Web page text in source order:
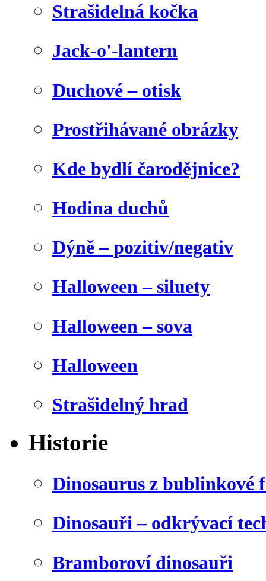
Strašidelná kočka
Jack-o'-lantern
Duchové – otisk
Prostřihávané obrázky
Kde bydlí čarodějnice?
Hodina duchů
Dýně – pozitiv/negativ
Halloween – siluety
Halloween – sova
Halloween
Strašidelný hrad
Historie
Dinosaurus z bublinkové
Dinosauři – odkrývací
Bramboroví dinosauři